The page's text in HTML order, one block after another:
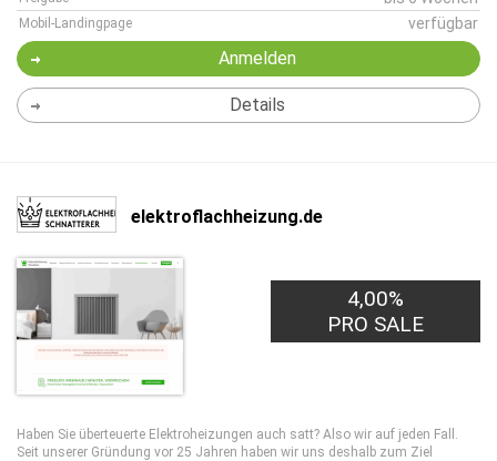
Mobil-Landingpage verfügbar
Anmelden
Details
elektroflachheizung.de
10,00€
PRO LEAD
4,00%
PRO SALE
Haben Sie überteuerte Elektroheizungen auch satt? Also wir auf jeden Fall.
Seit unserer Gründung vor 25 Jahren haben wir uns deshalb zum Ziel